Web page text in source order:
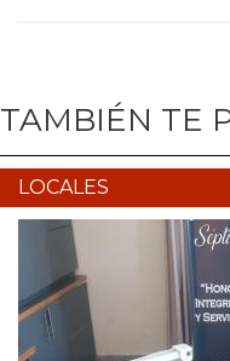
TAMBIÉN TE
LOCALES